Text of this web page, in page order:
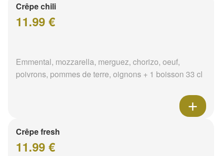
Crêpe chili
11.99 €
Emmental, mozzarella, merguez, chorizo, oeuf,
poivrons, pommes de terre, oignons + 1 boisson 33 cl
Crêpe fresh
11.99 €